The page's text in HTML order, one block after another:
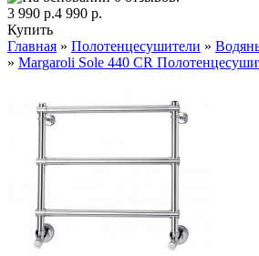
3 990 р.4 990 р.
Купить
Главная » Полотенцесушители »
» Margaroli Sole 440 CR